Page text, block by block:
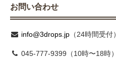
お問い合わせ
info@3drops.jp （24時間受付）
045-777-9399（10時〜18時）